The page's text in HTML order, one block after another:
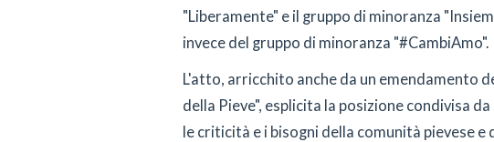
"Liberamente" e il gruppo di minoranza
invece del gruppo di minoranza "#CambiAmo".
L'atto, arricchito anche da un emendamento
della Pieve", esplicita la posizione condivisa
le criticità e i bisogni della comunità pievese